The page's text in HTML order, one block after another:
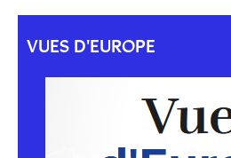
VUES D'EUROPE